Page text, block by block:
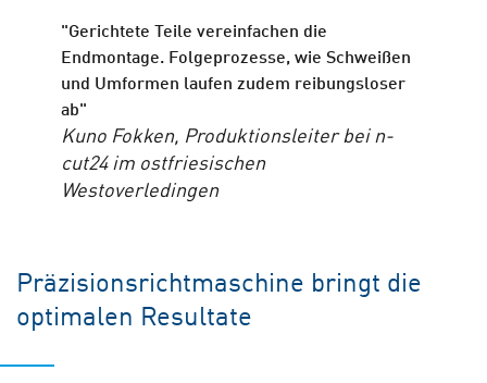
"Gerichtete Teile vereinfachen die
Endmontage. Folgeprozesse, wie Schweißen
und Umformen laufen zudem reibungsloser
ab"
Kuno Fokken, Produktionsleiter bei n-
cut24 im ostfriesischen
Westoverledingen
Präzisionsrichtmaschine bringt die
optimalen Resultate